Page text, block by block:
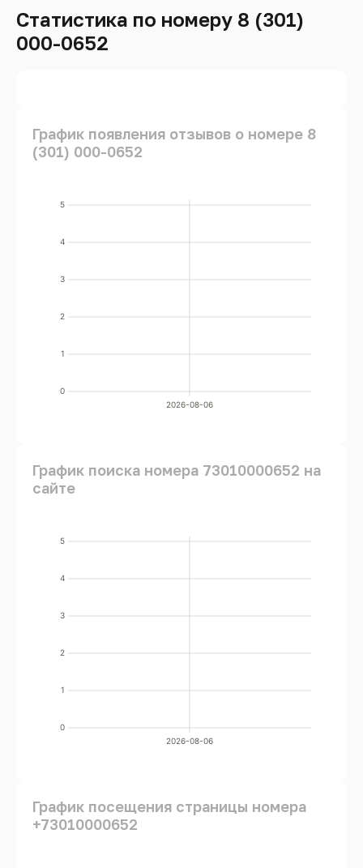
Статистика по номеру 8 (301)
000-0652
График появления отзывов о номере 8
(301) 000-0652
0
1
2
3
4
5
2026-08-06
График поиска номера 73010000652 на
сайте
0
1
2
3
4
5
2026-08-06
График посещения страницы номера
+73010000652